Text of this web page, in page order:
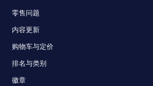
零售问题
内容更新
购物车与定价
排名与类别
徽章